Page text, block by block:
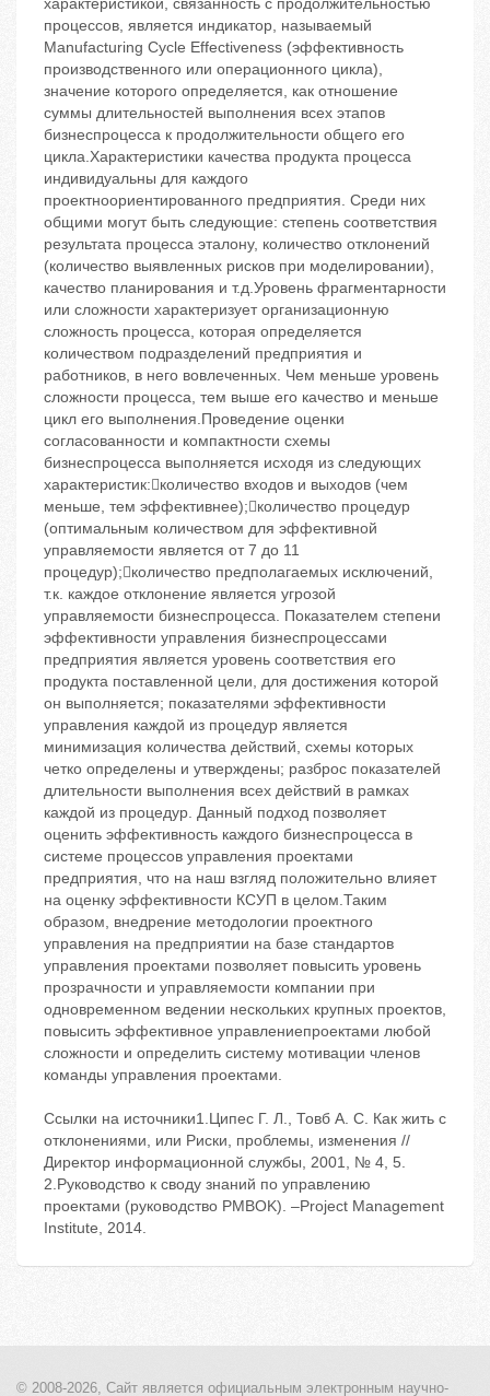
Ссылки на источники1.Ципес Г. Л., Товб А. С. Как жить с
отклонениями, или Риски, проблемы, изменения //
Директор информационной службы, 2001, № 4, 5.
2.Руководство к своду знаний по управлению
проектами (руководство PMBOK). –Project Management
Institute, 2014.
© 2008-2026, Сайт является официальным электронным научно-